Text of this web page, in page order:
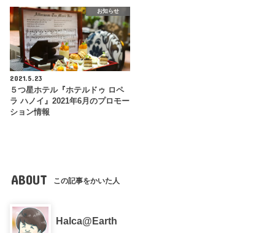
お知らせ
2021.5.23
５つ星ホテル『ホテルドゥ ロペ
ラ ハノイ』2021年6月のプロモー
ション情報
ABOUT この記事をかいた人
Halca@Earth